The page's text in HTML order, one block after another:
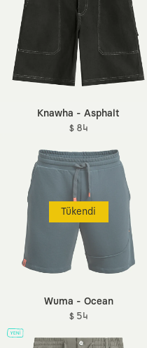
Knawha - Asphalt
$ 84
Tükendi
Wuma - Ocean
$ 54